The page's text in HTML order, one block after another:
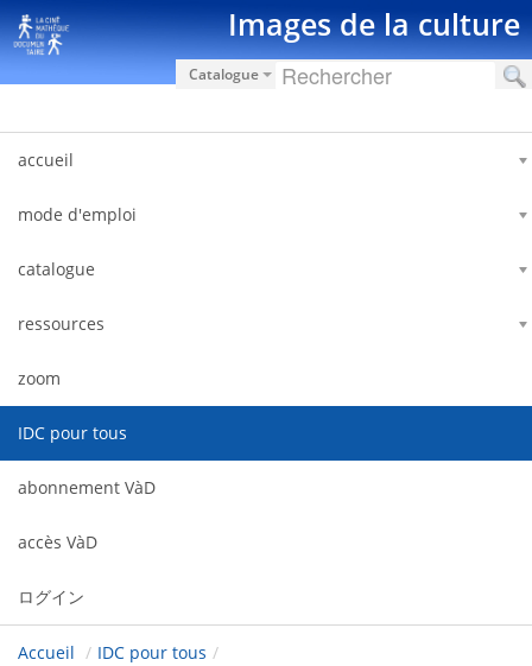
内容へスキップ Images de la culture
Catalogue
accueil
mode d'emploi
catalogue
ressources
zoom
IDC pour tous
abonnement VàD
accès VàD
ログイン
Accueil / IDC pour tous /